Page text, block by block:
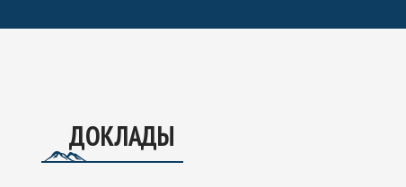
РОССИЙСКОЙ ФЕДЕРАЦИИ И ОБЕСПЕЧЕНИЯ
ДОКЛАДЫ